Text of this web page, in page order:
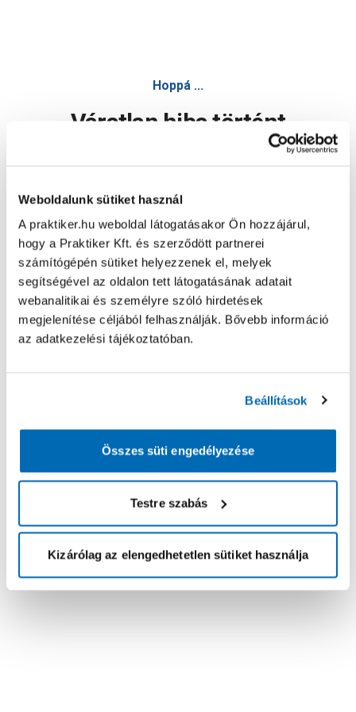
Weboldalunk sütiket használ
A praktiker.hu weboldal látogatásakor Ön hozzájárul,
hogy a Praktiker Kft. és szerződött partnerei
számítógépén sütiket helyezzenek el, melyek
segítségével az oldalon tett látogatásának adatait
webanalitikai és személyre szóló hirdetések
megjelenítése céljából felhasználják. Bővebb információ
az adatkezelési tájékoztatóban.
Beállítások
Összes süti engedélyezése
Testre szabás
Kizárólag az elengedhetetlen sütiket használja
Hoppá ...
Váratlan hiba történt
Oldal újratöltése